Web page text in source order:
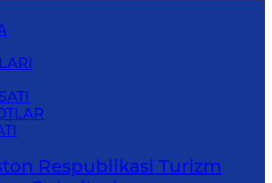
Respublikasi Turizm